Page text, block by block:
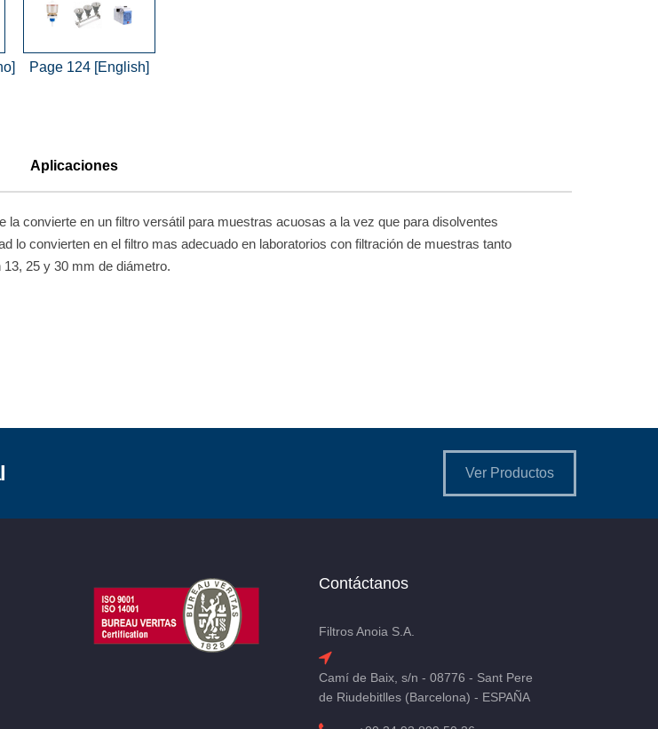
Page 124 [English]
Aplicaciones
convierte en un filtro versátil para muestras acuosas a la vez que para disolventes
lo convierten en el filtro mas adecuado en laboratorios con filtración de muestras tanto
25 y 30 mm de diámetro.
Ver Productos
Contáctanos
Filtros Anoia S.A.
Camí de Baix, s/n - 08776 - Sant Pere
de Riudebitlles (Barcelona) - ESPAÑA